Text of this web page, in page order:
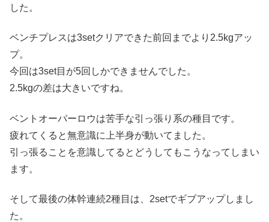
した。
ベンチプレスは3setクリアできた前回までより2.5kgアッ
プ。
今回は3set目が5回しかできませんでした。
2.5kgの差は大きいですね。
ベントオーバーロウは苦手な引っ張り系の種目です。
疲れてくると無意識に上半身が動いてました。
引っ張ることを意識してるとどうしてもこうなってしまい
ます。
そして最後の体幹連続2種目は、2setでギブアップしまし
た。